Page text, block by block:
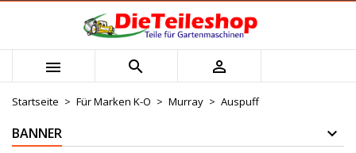
  
Startseite Für Marken K-O Murray Auspuff
BANNER
Mijn verlanglijst
add_circle_outline Maak nieuwe lijst
((modalTitle))
((confirmMessage))
Wunschliste erstellen
Name der Wunschliste
Anmelden
Sie müssen angemeldet sein, um Artikel Ihrer
Wunschliste hinzufügen zu können.